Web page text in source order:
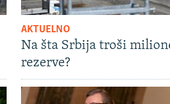
AKTUELNO
Na šta Srbija troši
rezerve?